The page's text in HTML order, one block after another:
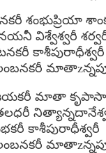
శంభుప్రియా
విశ్వేశ్వరీ
కాశీపురాధీశ్వరీ
జయకరీ మాతా
కాశీపురాధీశ్వరీ